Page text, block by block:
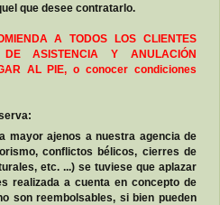
que desee contratarlo.
A TODOS LOS CLIENTES
ASISTENCIA Y ANULACIÓN
AL PIE, o conocer condiciones
mayor ajenos a nuestra agencia de
conflictos bélicos, cierres de
etc. ...) se tuviese que aplazar
realizada a cuenta en concepto de
son reembolsables, si bien pueden